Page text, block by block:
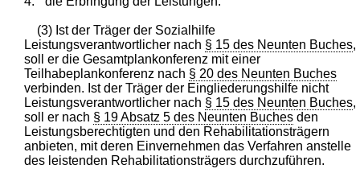
(3) Ist der Träger der Sozialhilfe
Leistungsverantwortlicher nach § 15 des Neunten Buches,
soll er die Gesamtplankonferenz mit einer
Teilhabeplankonferenz nach § 20 des Neunten Buches
verbinden. Ist der Träger der Eingliederungshilfe nicht
Leistungsverantwortlicher nach § 15 des Neunten Buches,
soll er nach § 19 Absatz 5 des Neunten Buches den
Leistungsberechtigten und den Rehabilitationsträgern
anbieten, mit deren Einvernehmen das Verfahren anstelle
des leistenden Rehabilitationsträgers durchzuführen.